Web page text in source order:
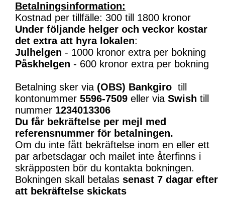
Betalningsinformation:
Kostnad per tillfälle: 300 till 1800 kronor
Under följande helger och veckor kostar
det extra att hyra lokalen:
Julhelgen - 1000 kronor extra per bokning
Påskhelgen - 600 kronor extra per bokning
Betalning sker via (OBS) Bankgiro till
kontonummer 5596-7509 eller via Swish till
nummer 1234013306
Du får bekräftelse per mejl med
referensnummer för betalningen.
Om du inte fått bekräftelse inom en eller ett
par arbetsdagar och mailet inte återfinns i
skräpposten bör du kontakta bokningen.
Bokningen skall betalas senast 7 dagar efter
att bekräftelse skickats